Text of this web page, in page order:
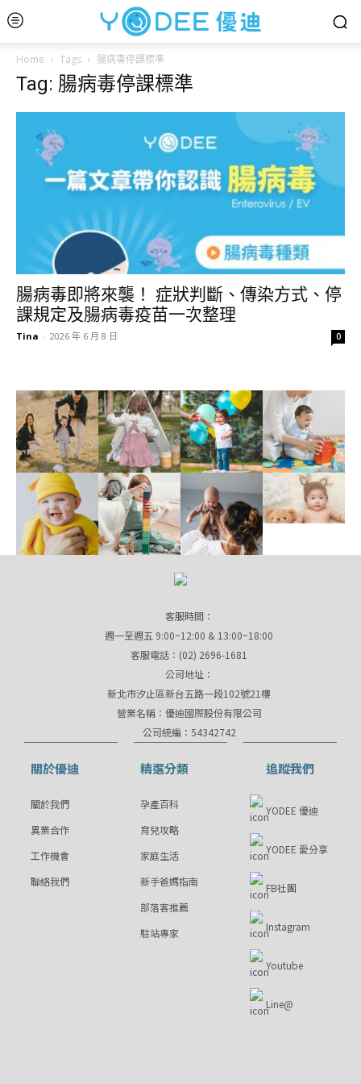
Home Tags 腸病毒停課標準
Tag: 腸病毒停課標準
腸病毒即將來襲！ 症狀判斷、傳染方式、停
課規定及腸病毒疫苗一次整理
Tina - 2026 年 6 月 8 日 0
客服時間：
週一至週五 9:00~12:00 & 13:00~18:00
客服電話：(02) 2696-1681
公司地址：
新北市汐止區新台五路一段102號21樓
營業名稱：優迪國際股份有限公司
公司統編：54342742
關於優迪
關於我們
異業合作
工作機會
聯絡我們
精選分類
孕產百科
育兒攻略
家庭生活
新手爸媽指南
部落客推薦
駐站專家
追蹤我們
YODEE 優迪
YODEE 愛分享
FB社團
Instagram
Youtube
Line@